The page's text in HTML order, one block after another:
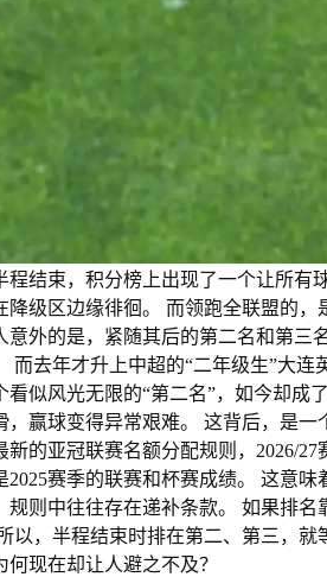
程结束，积分榜上出现了一个让所有
降级区边缘徘徊。 而领跑全联盟的，
意外的是，紧随其后的第二名和第三
而去年才升上中超的“二年级生”大连
看似风光无限的“第二名”，如今却成
，赢球变得异常艰难。 这背后，是
新的亚冠联赛名额分配规则，2026/
2025赛季的联赛和杯赛成绩。 这意味
规则中往往存在递补条款。 如果排
以，半程结束时排在第二、第三，
何现在却让人避之不及？